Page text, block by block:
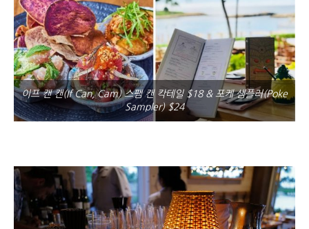
이프 캔 캔(If Can, Cam) 스팸 캔 칵테일 $18 & 포케 샘플러(Poke
Sampler) $24